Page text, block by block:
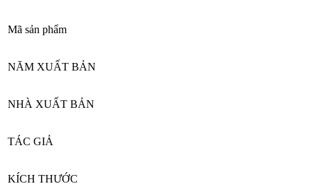
Mã sản phẩm
NĂM XUẤT BẢN
NHÀ XUẤT BẢN
TÁC GIẢ
KÍCH THƯỚC